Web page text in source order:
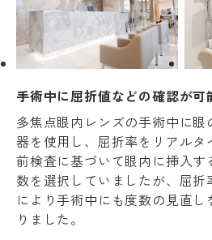
手術中に屈折値などの確認が可
多焦点眼内レンズの手術中に
器を使用し、屈折率をリアル
前検査に基づいて眼内に挿入す
数を選択していましたが、屈折
により手術中にも度数の見直
りました。